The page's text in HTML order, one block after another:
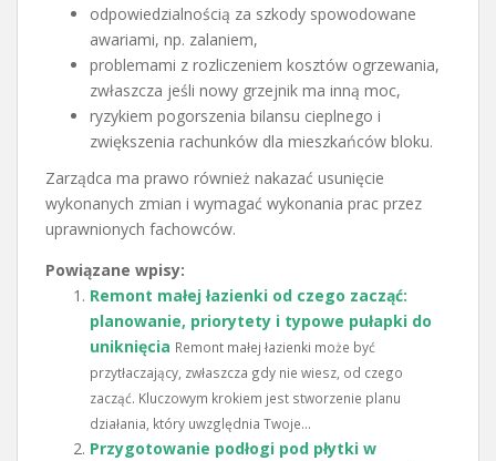
odpowiedzialnością za szkody spowodowane
awariami, np. zalaniem,
problemami z rozliczeniem kosztów ogrzewania,
zwłaszcza jeśli nowy grzejnik ma inną moc,
ryzykiem pogorszenia bilansu cieplnego i
zwiększenia rachunków dla mieszkańców bloku.
Zarządca ma prawo również nakazać usunięcie
wykonanych zmian i wymagać wykonania prac przez
uprawnionych fachowców.
Powiązane wpisy:
Remont małej łazienki od czego zacząć:
planowanie, priorytety i typowe pułapki do
uniknięcia Remont małej łazienki może być
przytłaczający, zwłaszcza gdy nie wiesz, od czego
zacząć. Kluczowym krokiem jest stworzenie planu
działania, który uwzględnia Twoje...
Przygotowanie podłogi pod płytki w